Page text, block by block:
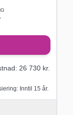
26 730kr.
Inntil 15 år.